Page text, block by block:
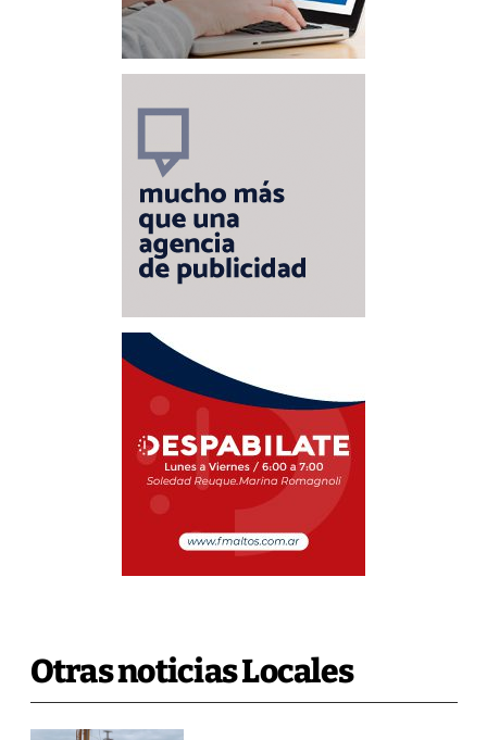
Otras noticias Locales